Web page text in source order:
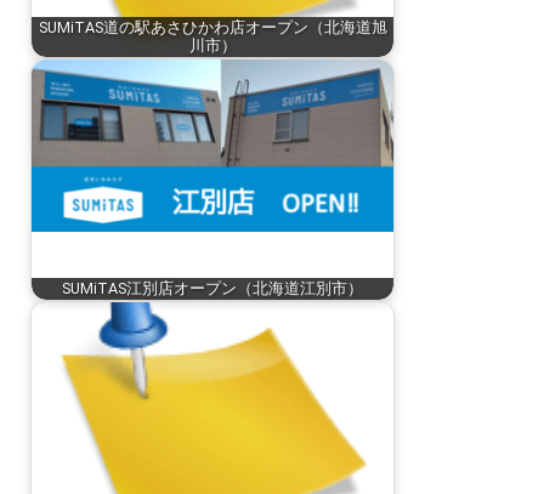
SUMiTAS道の駅あさひかわ店オープン（北海道旭
川市）
SUMiTAS江別店オープン（北海道江別市）